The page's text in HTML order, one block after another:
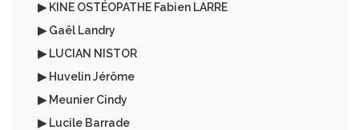
▶ KINE OSTÉOPATHE Fabien LARRE
▶ Gaël Landry
▶ LUCIAN NISTOR
▶ Huvelin Jérôme
▶ Meunier Cindy
▶ Lucile Barrade